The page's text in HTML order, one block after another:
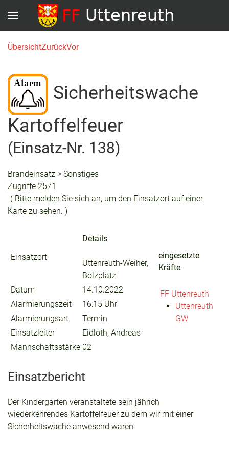
ÜbersichtZurückVor
Sicherheitswache
Kartoffelfeuer
(Einsatz-Nr. 138)
Brandeinsatz > Sonstiges
Zugriffe 2571
( Bitte melden Sie sich an, um den Einsatzort auf einer
Karte zu sehen. )
Einsatzort
Details
Uttenreuth-Weiher,
Bolzplatz
Datum
14.10.2022
Alarmierungszeit
16:15 Uhr
Alarmierungsart
Termin
Einsatzleiter
Eidloth, Andreas
Mannschaftsstärke 02
eingesetzte
Kräfte
FF Uttenreuth
Uttenreuth
GW
Einsatzbericht
Der Kindergarten veranstaltete sein jährich
wiederkehrendes Kartoffelfeuer zu dem wir mit einer
Sicherheitswache anwesend waren.